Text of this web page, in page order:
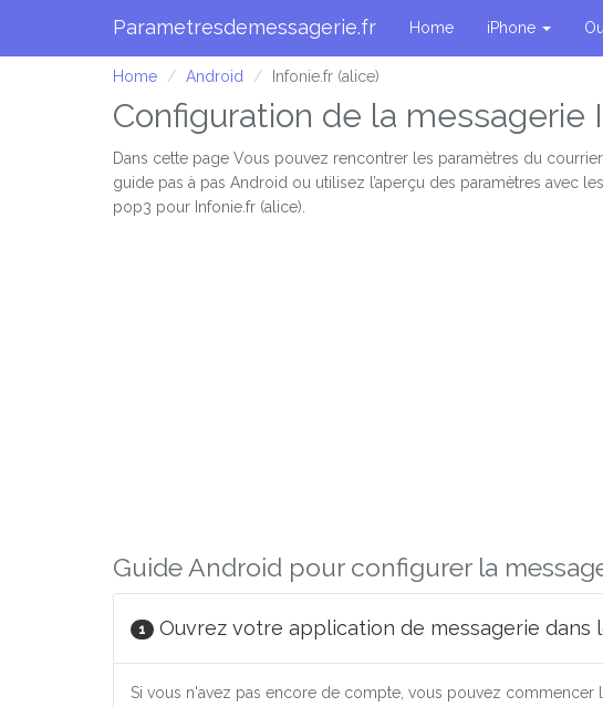
Parametresdemessagerie.fr Home iPhone
Home Android Infonie.fr (alice)
Configuration de la messagerie
Dans cette page Vous pouvez rencontrer les paramètres du courrier
guide pas à pas Android ou utilisez l’aperçu des paramètres avec
pop3 pour Infonie.fr (alice).
Guide Android pour configurer la
1 Ouvrez votre application de messagerie dans
Si vous n'avez pas encore de compte, vous pouvez